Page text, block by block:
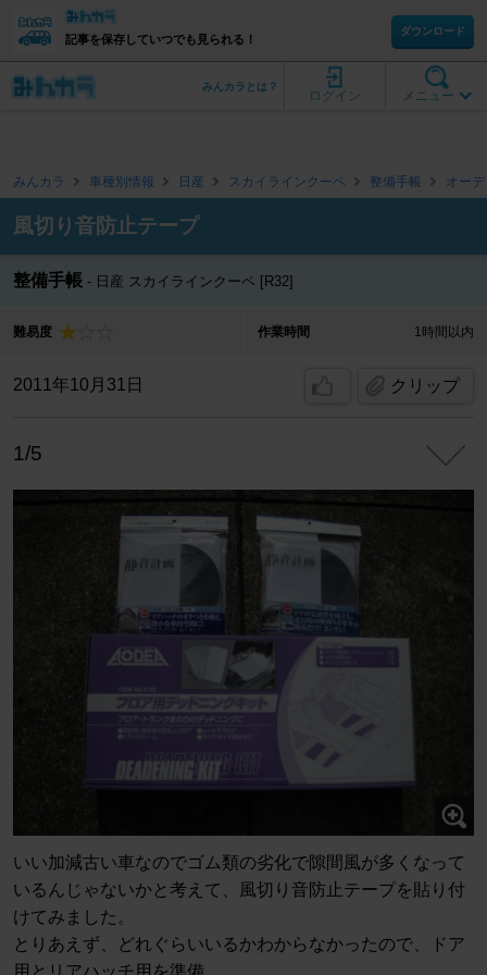
記事を保存していつでも見られる！
ダウンロード
メニュー
ログイン
みんカラとは？
みんカラ 車種別情報 日産 スカイラインクーペ 整備手帳 オー
風切り音防止テープ
整備手帳 日産 スカイラインクーペ [R32]
難易度 作業時間 1時間以内
2011年10月31日 クリップ
1/5
いい加減古い車なのでゴム類の劣化で隙間風が多くなって
いるんじゃないかと考えて、風切り音防止テープを貼り付
けてみました。
とりあえず、どれぐらいいるかわからなかったので、ドア